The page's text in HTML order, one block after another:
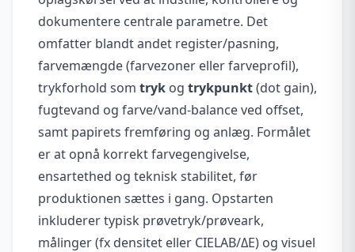
dokumentere centrale parametre. Det
omfatter blandt andet register/pasning,
farvemængde (farvezoner eller farveprofil),
trykforhold som tryk og trykpunkt(dot gain),
fugtevand og farve/vand-balance ved offset,
samt papirets fremføring og anlæg. Formålet
er at opnå korrekt farvegengivelse,
ensartethed og teknisk stabilitet, før
produktionen sættes i gang. Opstarten
inkluderer typisk prøvetryk/prøveark,
målinger (fx densitet eller CIELAB/ΔE) og visuel